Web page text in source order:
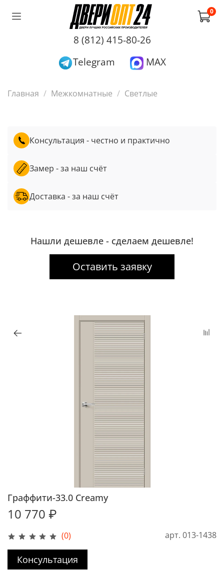
0
8 (812) 415-80-26
Telegram
MAX
Главная Межкомнатные Светлые
Консультация - честно и практично
Замер - за наш счёт
Доставка - за наш счёт
Нашли дешевле - сделаем дешевле!
Оставить заявку
(0) арт. 013-1438
Граффити-33.0 Creamy
10 770 ₽
Консультация